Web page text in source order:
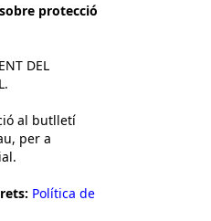
protecció
DEL
al butlletí
per a
Política de